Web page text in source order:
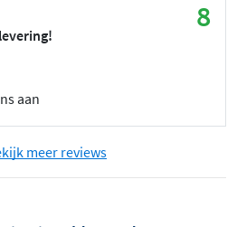
8
aan
meer reviews